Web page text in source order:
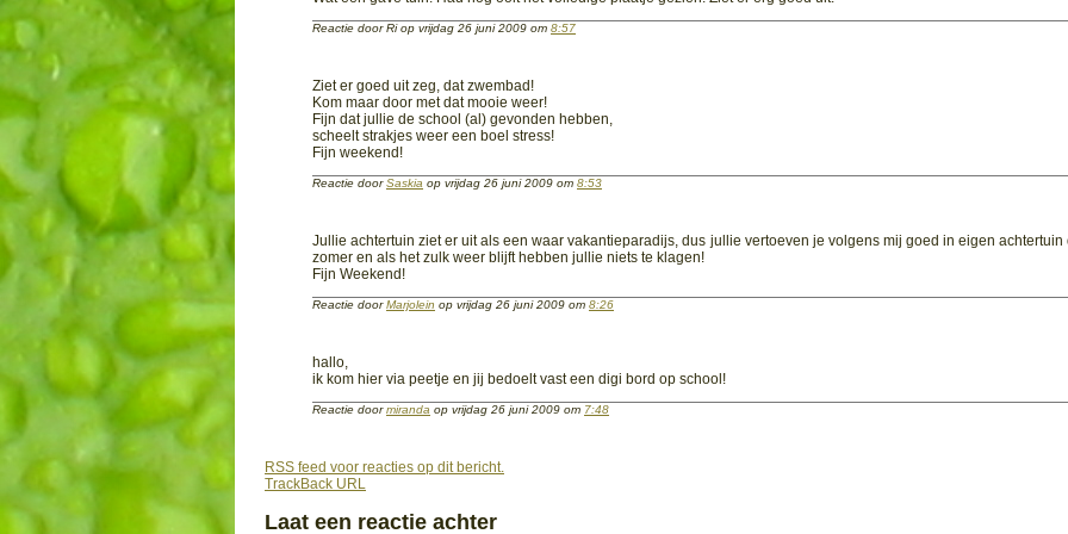
Reactie door Ri op vrijdag 26 juni 2009 om 8:57
Ziet er goed uit zeg, dat zwembad!
Kom maar door met dat mooie weer!
Fijn dat jullie de school (al) gevonden hebben,
scheelt strakjes weer een boel stress!
Fijn weekend!
Reactie doorSaskia op vrijdag 26 juni 2009 om 8:53
Jullie achtertuin ziet er uit als een waar vakantieparadijs, dus jullie vertoeven je volgens mij goed in eigen achtertuin
zomer en als het zulk weer blijft hebben jullie niets te klagen!
Fijn Weekend!
Reactie doorMarjolein op vrijdag 26 juni 2009 om 8:26
hallo,
ik kom hier via peetje en jij bedoelt vast een digi bord op school!
Reactie doormiranda op vrijdag 26 juni 2009 om 7:48
RSS feed voor reacties op dit bericht.
TrackBack URL
Laat een reactie achter